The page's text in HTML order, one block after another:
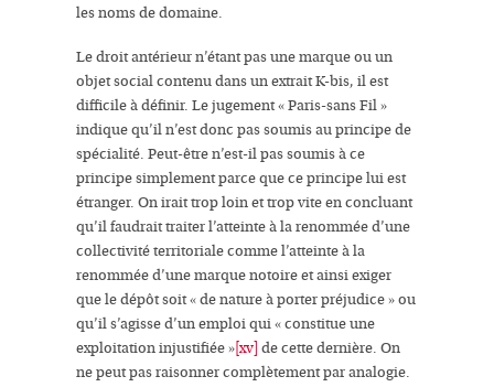
lesnoms de domaine.
Le droit antérieur n’étant pas unemarqueou un
objet socialcontenu dans un extrait K-bis, il est
difficile à définir. Le jugement « Paris-sans Fil »
indique qu’il n’est donc pas soumis au principe de
spécialité. Peut-être n’est-il pas soumis à ce
principe simplement parce que ce principe lui est
étranger. On irait trop loin et trop vite en concluant
qu’il faudrait traiter l’atteinte à la renommée d’une
collectivité territoriale comme l’atteinte à la
renommée d’une marque notoireet ainsi exiger
que le dépôt soit «de nature à porterpréjudice» ou
qu’il s’agisse d’un emploi qui «constitue une
exploitation injustifiée»[xv] de cette dernière. On
ne peut pas raisonner complètement par analogie.